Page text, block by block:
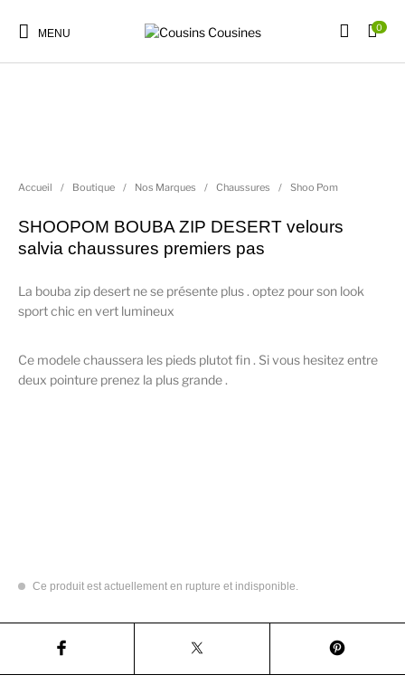
MENU 0
Vêtements Garçons Accessoires Cadeaux
Accueil / Boutique / Nos Marques / Chaussures / Shoo Pom
SHOOPOM BOUBA ZIP DESERT velours
salvia chaussures premiers pas
La bouba zip desert ne se présente plus . optez pour son look
sport chic en vert lumineux
Ce modele chaussera les pieds plutot fin . Si vous hesitez entre
deux pointure prenez la plus grande .
Ce produit est actuellement en rupture et indisponible.